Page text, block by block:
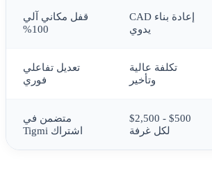
إعادة بناء CAD
يدوي
قفل مكاني آلي
100%
تكلفة عالية
وتأخير
تعديل تفاعلي
فوري
$500 - $2,500
لكل غرفة
متضمن في
اشتراك Tigmi